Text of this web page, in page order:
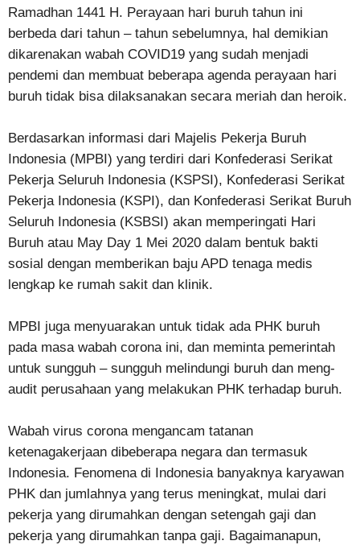
Ramadhan 1441 H. Perayaan hari buruh tahun ini
berbeda dari tahun – tahun sebelumnya, hal demikian
dikarenakan wabah COVID19 yang sudah menjadi
pendemi dan membuat beberapa agenda perayaan hari
buruh tidak bisa dilaksanakan secara meriah dan heroik.
Berdasarkan informasi dari Majelis Pekerja Buruh
Indonesia (MPBI) yang terdiri dari Konfederasi Serikat
Pekerja Seluruh Indonesia (KSPSI), Konfederasi Serikat
Pekerja Indonesia (KSPI), dan Konfederasi Serikat Buruh
Seluruh Indonesia (KSBSI) akan memperingati Hari
Buruh atau May Day 1 Mei 2020 dalam bentuk bakti
sosial dengan memberikan baju APD tenaga medis
lengkap ke rumah sakit dan klinik.
MPBI juga menyuarakan untuk tidak ada PHK buruh
pada masa wabah corona ini, dan meminta pemerintah
untuk sungguh – sungguh melindungi buruh dan meng-
audit perusahaan yang melakukan PHK terhadap buruh.
Wabah virus corona mengancam tatanan
ketenagakerjaan dibeberapa negara dan termasuk
Indonesia. Fenomena di Indonesia banyaknya karyawan
PHK dan jumlahnya yang terus meningkat, mulai dari
pekerja yang dirumahkan dengan setengah gaji dan
pekerja yang dirumahkan tanpa gaji. Bagaimanapun,